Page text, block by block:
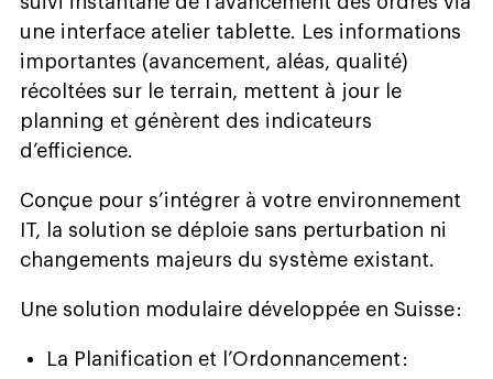
une interface atelier tablette. Les informations
importantes (avancement, aléas, qualité)
récoltées sur le terrain, mettent à jour le
planning et génèrent des indicateurs
d’efficience.
Conçue pour s’intégrer à votre environnement
IT, la solution se déploie sans perturbation ni
changements majeurs du système existant.
Une solution modulaire développée en Suisse :
La Planification et l’Ordonnancement :